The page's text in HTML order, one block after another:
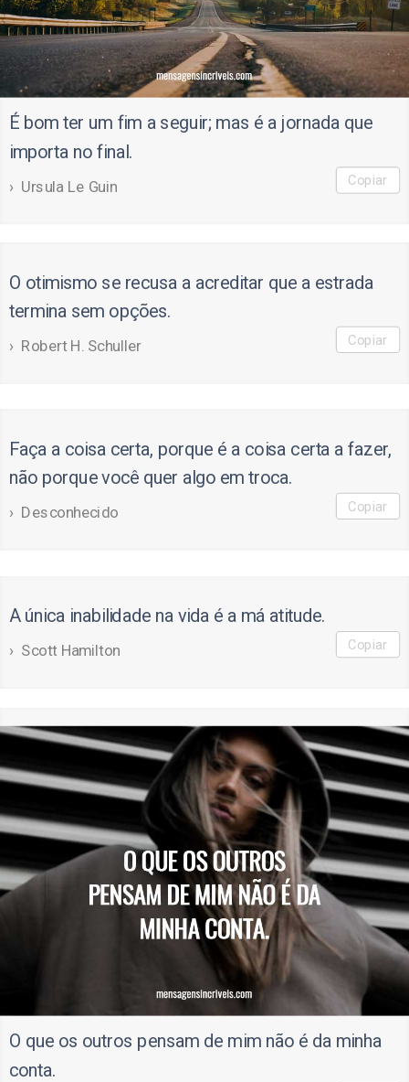
É bom ter um fim a seguir; mas é a jornada que
importa no final.
Ursula Le Guin Copiar
O otimismo se recusa a acreditar que a estrada
termina sem opções.
Robert H. Schuller Copiar
Faça a coisa certa, porque é a coisa certa a fazer,
não porque você quer algo em troca.
Desconhecido Copiar
A única inabilidade na vida é a má atitude.
Scott Hamilton Copiar
O que os outros pensam de mim não é da minha
conta.